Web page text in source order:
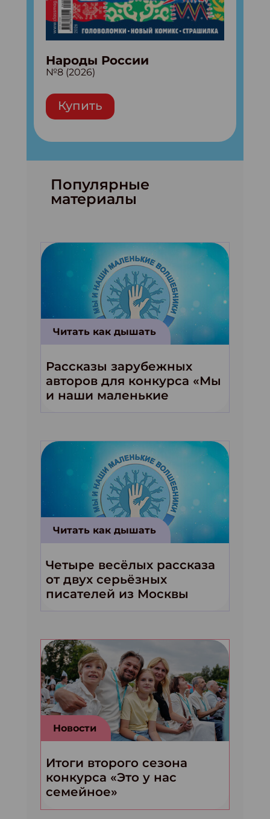
Народы России
№8 (2026)
Купить
Популярные
материалы
Читать как дышать
Рассказы зарубежных
авторов для конкурса «Мы
и наши маленькие
волшебники!»
Читать как дышать
Четыре весёлых рассказа
от двух серьёзных
писателей из Москвы
Новости
Итоги второго сезона
конкурса «Это у нас
семейное»